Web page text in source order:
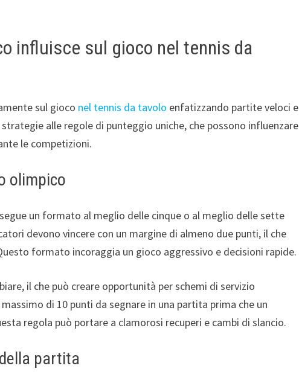
influisce sul gioco nel tennis da
sul gioco nel tennis da tavolo enfatizzando partite veloci e
alle regole di punteggio uniche, che possono influenzare
le competizioni.
olimpico
segue un formato al meglio delle cinque o al meglio delle sette
devono vincere con un margine di almeno due punti, il che
formato incoraggia un gioco aggressivo e decisioni rapide.
il che può creare opportunità per schemi di servizio
di 10 punti da segnare in una partita prima che un
regola può portare a clamorosi recuperi e cambi di slancio.
partita